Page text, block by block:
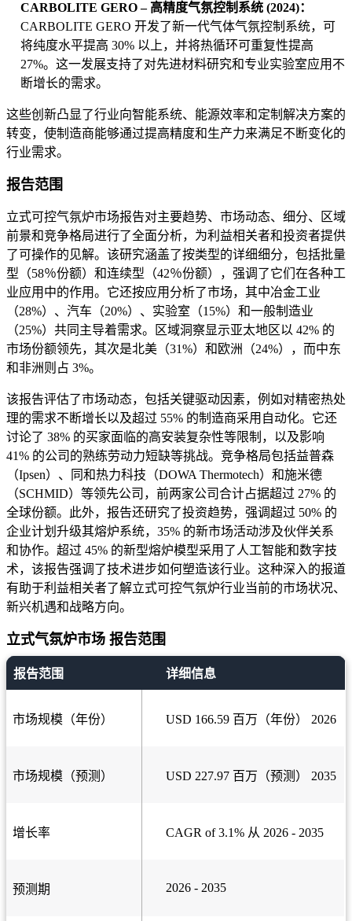
CARBOLITE GERO – 高精度气氛控制系统 (2024)：
CARBOLITE GERO 开发了新一代气体气氛控制系统，可
将纯度水平提高 30% 以上，并将热循环可重复性提高
27%。这一发展支持了对先进材料研究和专业实验室应用不
断增长的需求。
这些创新凸显了行业向智能系统、能源效率和定制解决方案的
转变，使制造商能够通过提高精度和生产力来满足不断变化的
行业需求。
报告范围
立式可控气氛炉市场报告对主要趋势、市场动态、细分、区域
前景和竞争格局进行了全面分析，为利益相关者和投资者提供
了可操作的见解。该研究涵盖了按类型的详细细分，包括批量
型（58％份额）和连续型（42％份额），强调了它们在各种工
业应用中的作用。它还按应用分析了市场，其中冶金工业
（28%）、汽车（20%）、实验室（15%）和一般制造业
（25%）共同主导着需求。区域洞察显示亚太地区以 42% 的
市场份额领先，其次是北美（31%）和欧洲（24%），而中东
和非洲则占 3%。
该报告评估了市场动态，包括关键驱动因素，例如对精密热处
理的需求不断增长以及超过 55% 的制造商采用自动化。它还
讨论了 38% 的买家面临的高安装复杂性等限制，以及影响
41% 的公司的熟练劳动力短缺等挑战。竞争格局包括益普森
（Ipsen）、同和热力科技（DOWA Thermotech）和施米德
（SCHMID）等领先公司，前两家公司合计占据超过 27% 的
全球份额。此外，报告还研究了投资趋势，强调超过 50% 的
企业计划升级其熔炉系统，35% 的新市场活动涉及伙伴关系
和协作。超过 45% 的新型熔炉模型采用了人工智能和数字技
术，该报告强调了技术进步如何塑造该行业。这种深入的报道
有助于利益相关者了解立式可控气氛炉行业当前的市场状况、
新兴机遇和战略方向。
立式气氛炉市场 报告范围
报告范围 详细信息
市场规模（年份） USD 166.59 百万（年份） 2026
市场规模（预测） USD 227.97 百万（预测） 2035
增长率 CAGR of 3.1% 从 2026 - 2035
预测期 2026 - 2035